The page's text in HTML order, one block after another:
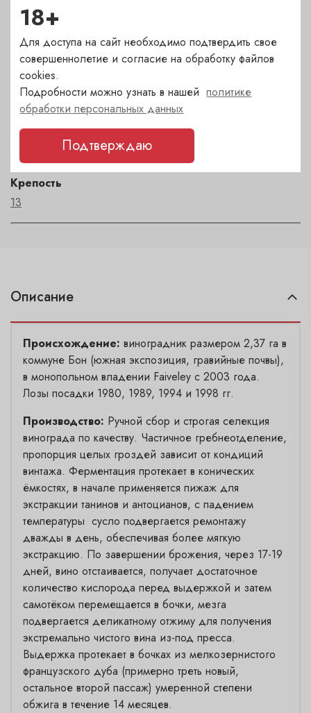
пино нуар
Регион
Bourgogne
Domaine Faiveley
Крепость
13
Описание
Происхождение: виноградник размером 2,37 га в
коммуне Бон (южная экспозиция, гравийные почвы),
в монопольном владении Faiveley с 2003 года.
Лозы посадки 1980, 1989, 1994 и 1998 гг.
Производство: Ручной сбор и строгая селекция
винограда по качеству. Частичное гребнеотделение,
пропорция целых гроздей зависит от кондиций
винтажа. Ферментация протекает в конических
ёмкостях, в начале применяется пижаж для
экстракции танинов и антоцианов, с падением
температуры сусло подвергается ремонтажу
дважды в день, обеспечивая более мягкую
экстракцию. По завершении брожения, через 17-19
дней, вино отстаивается, получает достаточное
количество кислорода перед выдержкой и затем
самотёком перемещается в бочки, мезга
подвергается деликатному отжиму для получения
экстремально чистого вина из-под пресса.
Выдержка протекает в бочках из мелкозернистого
французского дуба (примерно треть новый,
остальное второй пассаж) умеренной степени
обжига в течение 14 месяцев.
18+
Для доступа на сайт необходимо подтвердить свое
совершеннолетие и согласие на обработку файлов
cookies.
Подробности можно узнать в нашейполитике
обработки персональных данных
Подтверждаю